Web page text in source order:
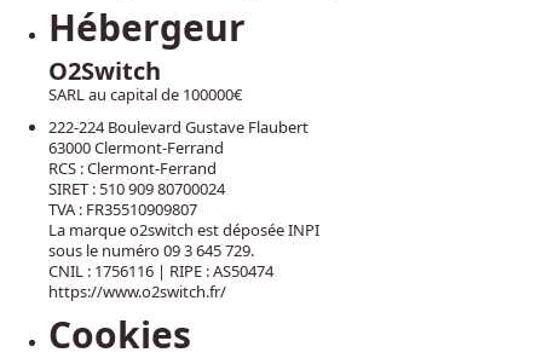
Hébergeur
O2Switch
SARL au capital de 100000€
222-224 Boulevard Gustave Flaubert
63000 Clermont-Ferrand
RCS : Clermont-Ferrand
SIRET : 510 909 80700024
TVA : FR35510909807
La marque o2switch est déposée INPI
sous le numéro 09 3 645 729.
CNIL : 1756116 | RIPE : AS50474
https://www.o2switch.fr/
Cookies